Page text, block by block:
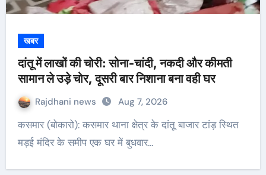
खबर
दांतू में लाखों की चोरी: सोना-चांदी, नकदी और कीमती
सामान ले उड़े चोर, दूसरी बार निशाना बना वही घर
Rajdhani news Aug 7, 2026
कसमार (बोकारो): कसमार थाना क्षेत्र के दांतू बाजार टांड़ स्थित
मड़ई मंदिर के समीप एक घर में बुधवार…